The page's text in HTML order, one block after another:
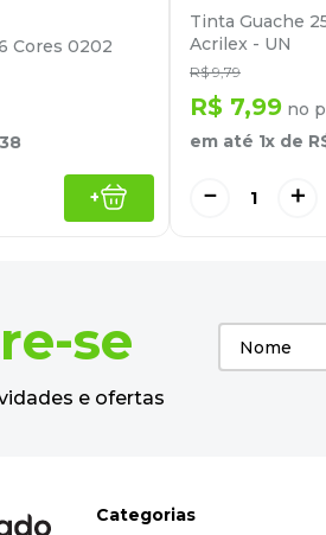
Cores 0202
38
+
Tinta Guache
Acrilex - UN
R$ 9,79
R$ 7,99 no
em até 1x de
＋
－
se
e ofertas
Categorias